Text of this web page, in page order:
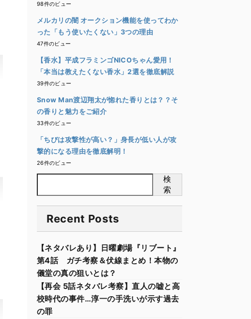
98件のビュー
メルカリの闇 オークション機能を使ってわか
った「もう使いたくない」3つの理由
47件のビュー
【香水】平成フラミンゴNICOちゃん愛用！
「本当は教えたくない香水」2選を徹底解説
39件のビュー
Snow Man渡辺翔太が惚れた香りとは？？そ
の香りと魅力をご紹介
33件のビュー
「ちびは攻撃性が高い？」身長が低い人が攻
撃的になる理由を徹底解明！
26件のビュー
検
索
Recent Posts
【ネタバレあり】日曜劇場『リブート』
第4話 ガチ考察＆伏線まとめ！本物の
儀堂の真の狙いとは？
【再会 5話ネタバレ考察】直人の嘘と高
校時代の事件…淳一の手洗いが示す過去
の罪